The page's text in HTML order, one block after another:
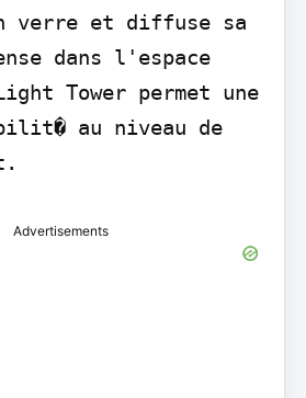
verre et diffuse sa
dans l'espace
Tower permet une
au niveau de
Advertisements